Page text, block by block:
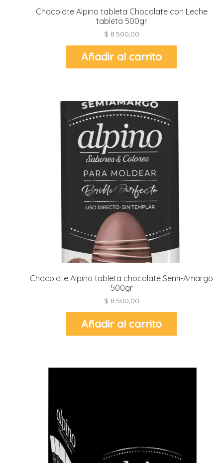
Chocolate Alpino tableta Chocolate con Leche
tableta 500gr
$ 8.500,00
Añadir al carrito
Chocolate Alpino tableta chocolate Semi-Amargo
500gr
$ 8.500,00
Añadir al carrito